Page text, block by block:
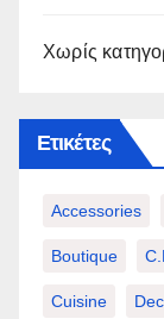
Χωρίς
Ετικέτες
Accessories
Boutique
Cuisine